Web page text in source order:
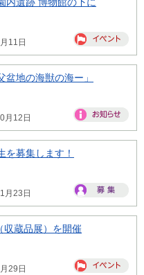
11日
地の海獣の海ー」
月12日
を募集します！
月23日
収蔵品展）を開催
29日